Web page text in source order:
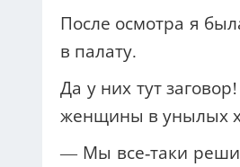
После осмотра я
в палату.
Да у них тут
женщины в унылых
— Мы все-таки